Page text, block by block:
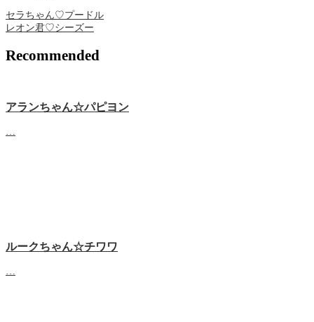
セラちゃん♡プードル
レオン君♡シーズー
Recommended
アランちゃん☆パピヨン
ルークちゃん☆チワワ